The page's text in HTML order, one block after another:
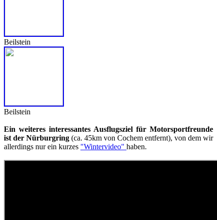
Beilstein
Beilstein
Ein weiteres interessantes Ausflugsziel für Motorsportfreunde
ist der Nürburgring (ca. 45km von Cochem entfernt), von dem wir
allerdings nur ein kurzes "Wintervideo" haben.